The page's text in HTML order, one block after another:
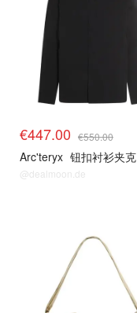
€447.00 €550.00
Arc'teryx 钮扣衬衫夹克
@dealmoon.de